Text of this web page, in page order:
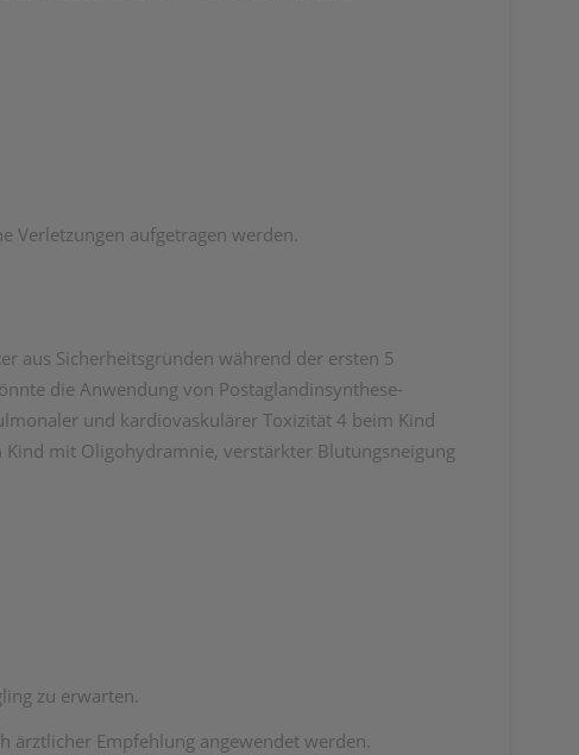
Verletzungen aufgetragen werden.
aus Sicherheitsgründen während der ersten 5
die Anwendung von Postaglandinsynthese-
und kardiovaskulärer Toxizität 4 beim Kind
mit Oligohydramnie, verstärkter Blutungsneigung
zu erwarten.
ärztlicher Empfehlung angewendet werden.